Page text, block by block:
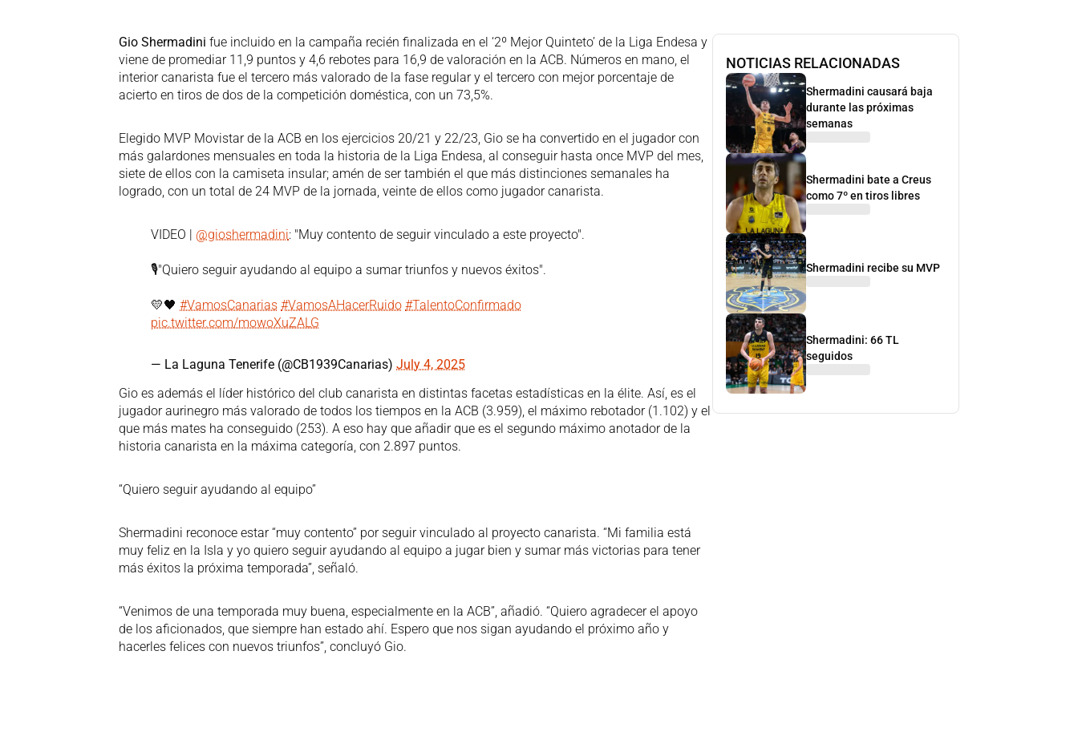
Gio Shermadini fue incluido en la campaña recién finalizada en el ‘2º Mejor Quinteto’ de la Liga Endesa y
viene de promediar 11,9 puntos y 4,6 rebotes para 16,9 de valoración en la ACB. Números en mano, el
interior canarista fue el tercero más valorado de la fase regular y el tercero con mejor porcentaje de
acierto en tiros de dos de la competición doméstica, con un 73,5%.
Elegido MVP Movistar de la ACB en los ejercicios 20/21 y 22/23, Gio se ha convertido en el jugador con
más galardones mensuales en toda la historia de la Liga Endesa, al conseguir hasta once MVP del mes,
siete de ellos con la camiseta insular; amén de ser también el que más distinciones semanales ha
logrado, con un total de 24 MVP de la jornada, veinte de ellos como jugador canarista.
VIDEO | @gioshermadini: "Muy contento de seguir vinculado a este proyecto".
🎙️"Quiero seguir ayudando al equipo a sumar triunfos y nuevos éxitos".
💛🖤 #VamosCanarias #VamosAHacerRuido #TalentoConfirmado
pic.twitter.com/mowoXuZALG
— La Laguna Tenerife (@CB1939Canarias) July 4, 2025
Gio es además el líder histórico del club canarista en distintas facetas estadísticas en la élite. Así, es el
jugador aurinegro más valorado de todos los tiempos en la ACB (3.959), el máximo rebotador (1.102) y el
que más mates ha conseguido (253). A eso hay que añadir que es el segundo máximo anotador de la
historia canarista en la máxima categoría, con 2.897 puntos.
“Quiero seguir ayudando al equipo”
Shermadini reconoce estar “muy contento” por seguir vinculado al proyecto canarista. “Mi familia está
muy feliz en la Isla y yo quiero seguir ayudando al equipo a jugar bien y sumar más victorias para tener
más éxitos la próxima temporada”, señaló.
“Venimos de una temporada muy buena, especialmente en la ACB”, añadió. “Quiero agradecer el apoyo
de los aficionados, que siempre han estado ahí. Espero que nos sigan ayudando el próximo año y
hacerles felices con nuevos triunfos”, concluyó Gio.
NOTICIAS RELACIONADAS
Shermadini causará baja
durante las próximas
semanas
Shermadini bate a Creus
como 7º en tiros libres
Shermadini recibe su MVP
Shermadini: 66 TL
seguidos